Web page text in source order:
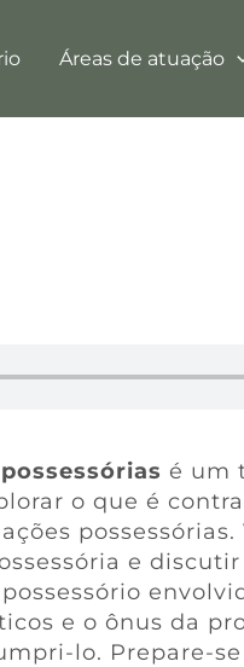
Áreas de atuação
é um
o que é
possessórias.
e
e o ônus da
lo. Prepare-